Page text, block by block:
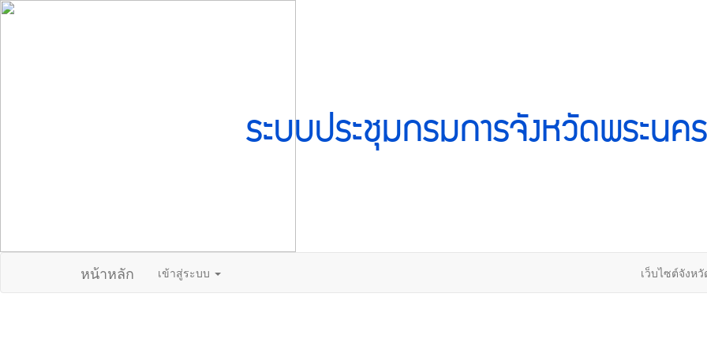
ระบบประชุมกรมการจังหวัดพระน
หน้าหลัก เข้าสู่ระบบ เว็บไซต์จังห